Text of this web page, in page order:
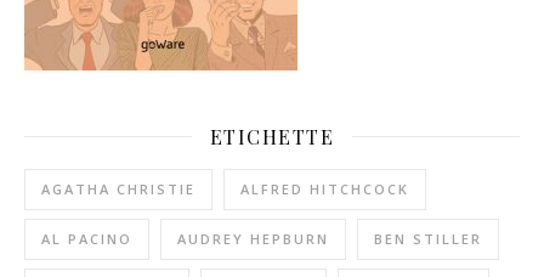
ETICHETTE
AGATHA CHRISTIE ALFRED HITCHCOCK
AL PACINO AUDREY HEPBURN BEN STILLER